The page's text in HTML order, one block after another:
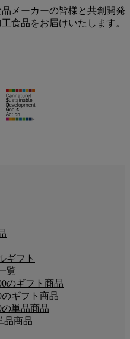
メーカーの皆様と共創開発
食品をお届けいたします。
ギフト
覧
のギフト商品
のギフト商品
の単品商品
品商品